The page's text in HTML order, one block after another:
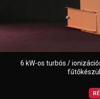
6 kW-os turbós /